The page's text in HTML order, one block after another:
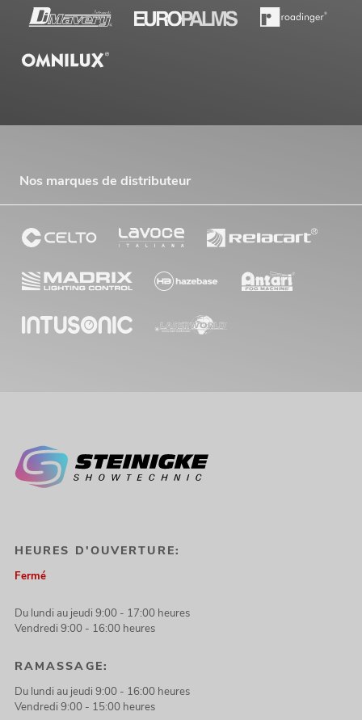
Nos marques de distributeur
HEURES D'OUVERTURE:
Fermé
Du lundi au jeudi 9:00 - 17:00 heures
Vendredi 9:00 - 16:00 heures
RAMASSAGE:
Du lundi au jeudi 9:00 - 16:00 heures
Vendredi 9:00 - 15:00 heures